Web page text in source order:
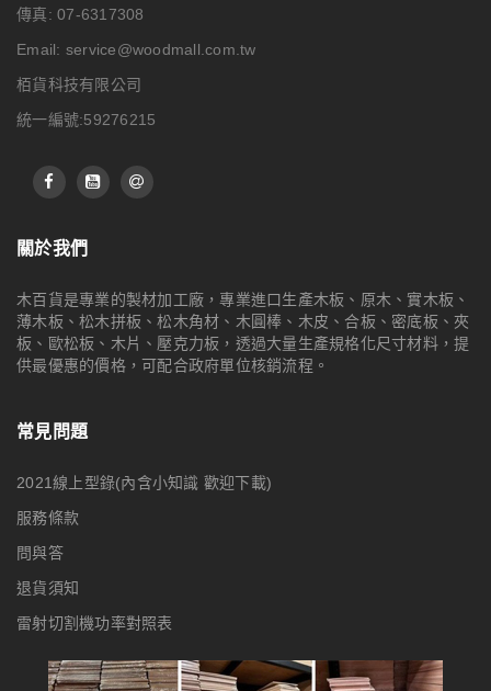
傳真: 07-6317308
Email: service@woodmall.com.tw
栢貨科技有限公司
統一編號:59276215
關於我們
木百貨是專業的製材加工廠，專業進口生產木板、原木、實木板、
薄木板、松木拼板、松木角材、木圓棒、木皮、合板、密底板、夾
板、歐松板、木片、壓克力板，透過大量生產規格化尺寸材料，提
供最優惠的價格，可配合政府單位核銷流程。
常見問題
2021線上型錄(內含小知識 歡迎下載)
服務條款
問與答
退貨須知
雷射切割機功率對照表